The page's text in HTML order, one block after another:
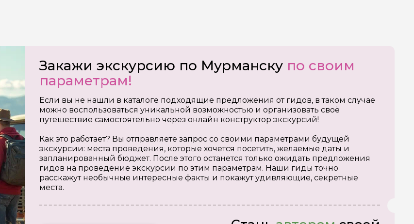
Закажи экскурсию по Мурманску по своим
параметрам!
Если вы не нашли в каталоге подходящие предложения от гидов, в таком случае
можно воспользоваться уникальной возможностью и организовать своё
путешествие самостоятельно через онлайн конструктор экскурсий!
Как это работает? Вы отправляете запрос со своими параметрами будущей
экскурсии: места проведения, которые хочется посетить, желаемые даты и
запланированный бюджет. После этого останется только ожидать предложения
гидов на проведение экскурсии по этим параметрам. Наши гиды точно
расскажут необычные интересные факты и покажут удивляющие, секретные
места.